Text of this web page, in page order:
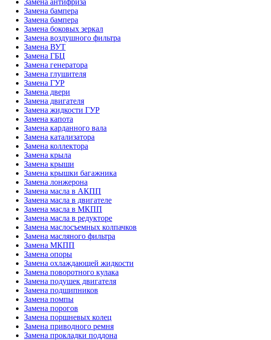
Замена антифриза
Замена бампера
Замена бампера
Замена боковых зеркал
Замена воздушного фильтра
Замена ВУТ
Замена ГБЦ
Замена генератора
Замена глушителя
Замена ГУР
Замена двери
Замена двигателя
Замена жидкости ГУР
Замена капота
Замена карданного вала
Замена катализатора
Замена коллектора
Замена крыла
Замена крыши
Замена крышки багажника
Замена лонжерона
Замена масла в АКПП
Замена масла в двигателе
Замена масла в МКПП
Замена масла в редукторе
Замена маслосъемных колпачков
Замена масляного фильтра
Замена МКПП
Замена опоры
Замена охлаждающей жидкости
Замена поворотного кулака
Замена подушек двигателя
Замена подшипников
Замена помпы
Замена порогов
Замена поршневых колец
Замена приводного ремня
Замена прокладки поддона